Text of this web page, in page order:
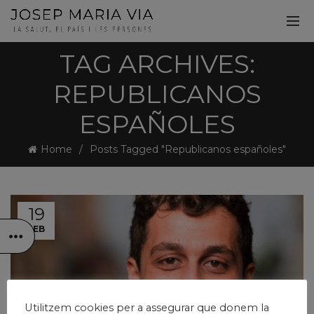
TAG ARCHIVES:
REPUBLICANOS
ESPAÑOLES
Home Posts Tagged "Republicanos españoles"
19
FEB
Utilitzem cookies per a assegurar que donem la